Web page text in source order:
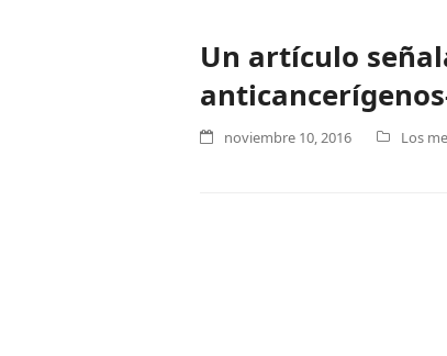
Un artículo
noviembre 10, 2016 Los